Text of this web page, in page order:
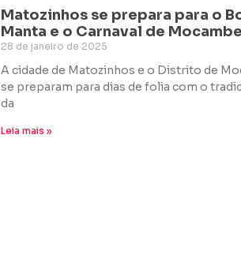
Matozinhos se prepara para o
Manta e o Carnaval de
28 de janeiro de 2025
A cidade de Matozinhos e o Distrito de
se preparam para dias de folia com o
da
Leia mais »